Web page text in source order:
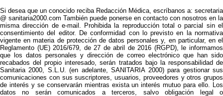
Si desea que un conocido reciba Redacción Médica, escríbanos a: secretaria
@ sanitaria2000.com También puede ponerse en contacto con nosotros en la
misma dirección de e-mail. Prohibida la reproducción total o parcial sin el
consentimiento del editor. De conformidad con lo previsto en la normativa
vigente en materia de protección de datos personales y, en particular, en el
Reglamento (UE) 2016/679, de 27 de abril de 2016 (RGPD), le informamos
que los datos personales y dirección de correo electrónico que han sido
recabados del propio interesado, serán tratados bajo la responsabilidad de
Sanitaria 2000, S.L.U. (en adelante, SANITARIA 2000) para gestionar sus
comunicaciones con sus suscriptores, usuarios, proveedores y otros grupos
de interés y se conservarán mientras exista un interés mutuo para ello. Los
datos no serán comunicados a terceros, salvo obligación legal o